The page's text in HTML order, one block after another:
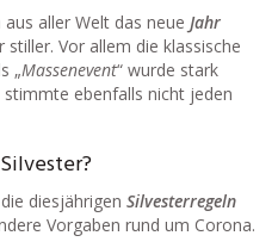
aller Welt das neue Jahr
Vor allem die klassische
„Massenevent“ wurde stark
ebenfalls nicht jeden
diesjährigen Silvesterregeln
Vorgaben rund um Corona.